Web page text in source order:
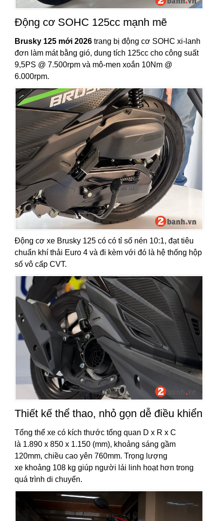
Động cơ SOHC 125cc mạnh mẽ
Brusky 125 mới 2026 trang bị động cơ SOHC xi-lanh
đơn làm mát bằng gió, dung tích 125cc cho công suất
9,5PS @ 7.500rpm và mô-men xoắn 10Nm @
6.000rpm.
Động cơ xe Brusky 125 có có tỉ số nén 10:1, đạt tiêu
chuẩn khí thải Euro 4 và đi kèm với đó là hệ thống hộp
số vô cấp CVT.
Thiết kế thể thao, nhỏ gọn dễ điều khiển
Tổng thể xe có kích thước tổng quan D x R x C
là 1.890 x 850 x 1.150 (mm), khoảng sáng gầm
120mm, chiều cao yên 760mm. Trọng lượng
xe khoảng 108 kg giúp người lái linh hoạt hơn trong
quá trình di chuyển.